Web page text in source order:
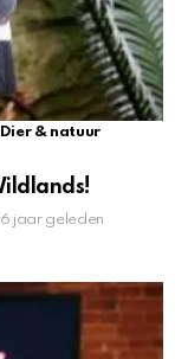
Dier & natuur
6 jaar geleden